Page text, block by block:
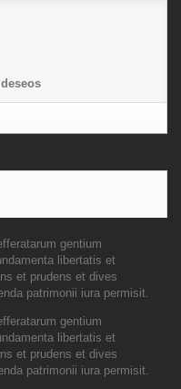
gentium
libertatis et
et prudens et dives
patrimonii iura permisit.
gentium
libertatis et
et prudens et dives
patrimonii iura permisit.